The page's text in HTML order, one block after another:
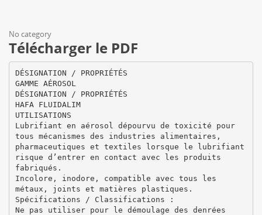
No category
Télécharger le PDF
DÉSIGNATION / PROPRIÉTÉS
GAMME AÉROSOL
DÉSIGNATION / PROPRIÉTÉS
HAFA FLUIDALIM
UTILISATIONS
Lubrifiant en aérosol dépourvu de toxicité pour
tous mécanismes des industries alimentaires,
pharmaceutiques et textiles lorsque le lubrifiant
risque d’entrer en contact avec les produits
fabriqués.
Incolore, inodore, compatible avec tous les
métaux, joints et matières plastiques.
Spécifications / Classifications :
Ne pas utiliser pour le démoulage des denrées